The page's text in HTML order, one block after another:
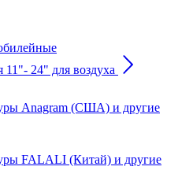
11"- 24" для воздуха
Anagram (США) и другие
FALALI (Китай) и другие